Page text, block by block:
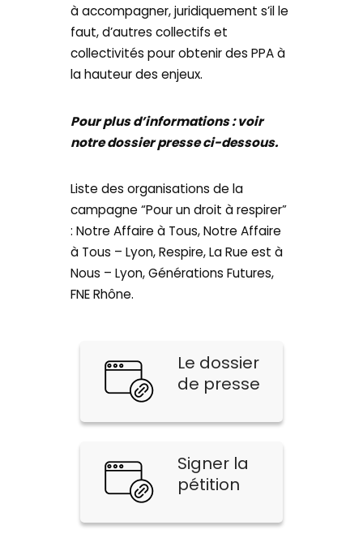
à accompagner, juridiquement s’il le
faut, d’autres collectifs et
collectivités pour obtenir des PPA à
la hauteur des enjeux.
Pour plus d’informations : voir
notre dossier presse ci-dessous.
Liste des organisations de la
campagne “Pour un droit à respirer”
: Notre Affaire à Tous, Notre Affaire
à Tous – Lyon, Respire, La Rue est à
Nous – Lyon, Générations Futures,
FNE Rhône.
Le dossier
de presse
Signer la
pétition